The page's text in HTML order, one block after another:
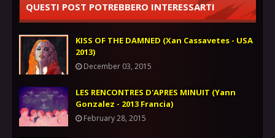
QUESTI POST POTREBBERO INTERESSARTI
KISS OF THE DAMNED (Xan Cassavetes - USA
2013)
December 03, 2015
LES RENCONTRES D'APRES MINUIT (Yann
Gonzalez - 2013 Francia)
February 28, 2015